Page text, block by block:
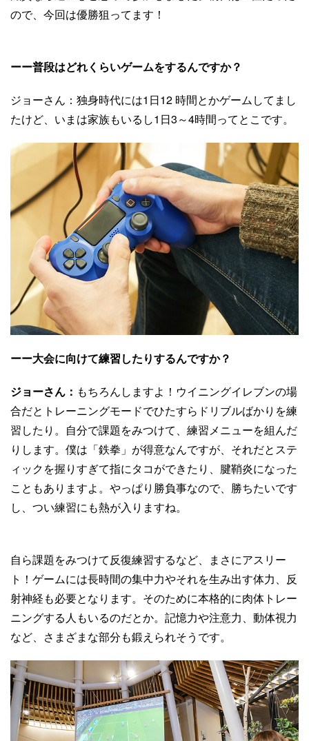
ので、今回は優勝狙ってます！
ーー普段はどれくらいゲームをするんですか？
ジョーさん：独身時代には1日12 時間とかゲームしてまし
たけど、いまは家族もいるし1日3～4時間ってとこです。
ーー大会に向けて練習したりするんですか？
ジョーさん： もちろんしますよ！ウイニングイレブンの場
合だとトレーニングモードでひたすらドリブルばかりを練
習したり。自分で課題をみつけて、練習メニューを組んだ
りします。僕は「鉄拳」が得意なんですが、それだとステ
ィックを握りすぎて指にタコができたり、腱鞘炎になった
こともありますよ。やっぱり勝負事なので、勝ちたいです
し、つい練習にも熱が入りますね。
自ら課題をみつけて反復練習するなど、まさにアスリー
ト！ゲームには長時間の集中力やそれを生み出す体力、反
射神経も必要となります。そのために本格的に肉体トレー
ニングする人もいるのだとか。記憶力や注意力、動体視力
など、さまざまな部分も鍛えられそうです。